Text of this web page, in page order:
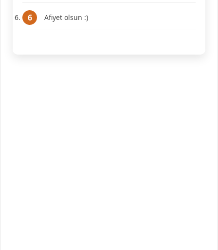
Afiyet olsun :)